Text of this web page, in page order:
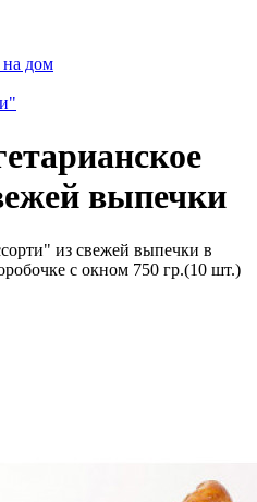
на дом
выпечки
из свежей выпечки в
с окном 750 гр.(10 шт.)